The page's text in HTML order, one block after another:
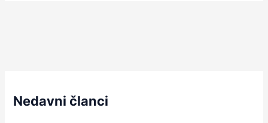
Nedavni članci